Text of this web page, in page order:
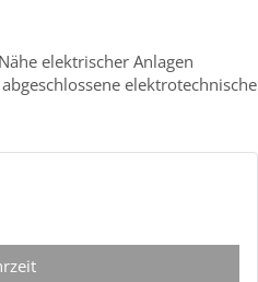
elektrischer Anlagen
elektrotechnische